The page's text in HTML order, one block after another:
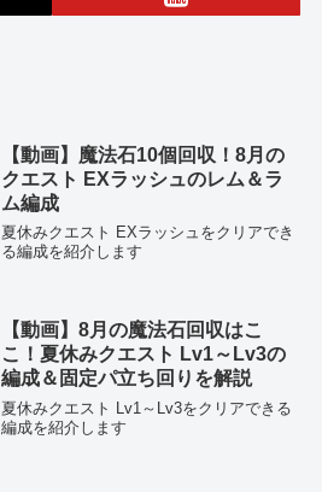
【動画】魔法石10個回収！8月の
クエスト EXラッシュのレム＆ラ
ム編成
夏休みクエスト EXラッシュをクリアでき
る編成を紹介します
【動画】8月の魔法石回収はこ
こ！夏休みクエスト Lv1～Lv3の
編成＆固定パ立ち回りを解説
夏休みクエスト Lv1～Lv3をクリアできる
編成を紹介します